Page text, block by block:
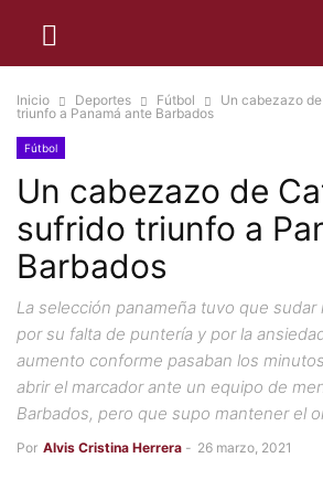
Inicio Deportes Fútbol
Un cabezazo
triunfo a Panamá ante Barbados
Fútbol
Un cabezazo de
sufrido triunfo a
Barbados
La selección panameña tuvo que sudar
por su falta de puntería y por la
aumento conforme pasaban los
abrir el marcador ante un equipo de
Barbados, pero que supo mantener el
Por Alvis Cristina Herrera - 26 marzo, 2021